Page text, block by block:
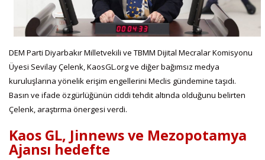
DEM Parti Diyarbakır Milletvekili ve TBMM Dijital Mecralar Komisyonu
Üyesi Sevilay Çelenk, KaosGL.org ve diğer bağımsız medya
kuruluşlarına yönelik erişim engellerini Meclis gündemine taşıdı.
Basın ve ifade özgürlüğünün ciddi tehdit altında olduğunu belirten
Çelenk, araştırma önergesi verdi.
Kaos GL, Jinnews ve Mezopotamya
Ajansı hedefte